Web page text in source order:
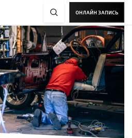
ОНЛАЙН ЗАПИСЬ